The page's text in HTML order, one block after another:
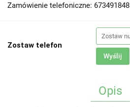
Zamówienie telefoniczne: 673491848
Zostaw telefon
Wyślij
Opis